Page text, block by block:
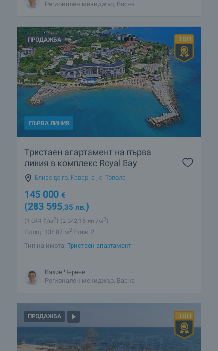
Регионален мениджър, Варна
ПРОДАЖБА
ПЪРВА ЛИНИЯ
Тристаен апартамент на първа
линия в комплекс Royal Bay
Близо до гр. Каварна , с. Топола
145 000 €
(283 595,35 лв.)
(1 044 €/м2) (2 042,16 лв./м2)
Площ: 138.87 м2 Етаж: 2
Тип на имота: Тристаен апартамент
Калин Чернев
Регионален мениджър, Варна
ПРОДАЖБА